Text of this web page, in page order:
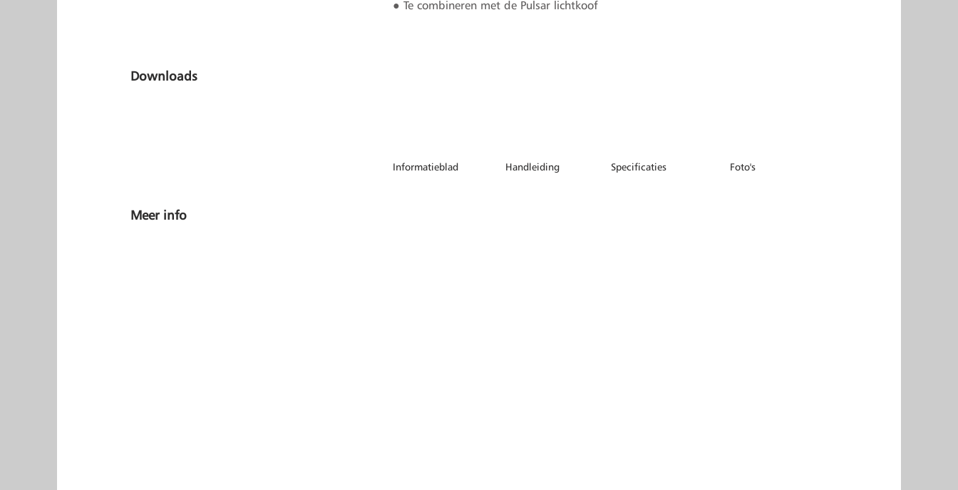
● Te combineren met de Pulsar lichtkoof
Downloads
Meer info
Informatieblad Handleiding Specificaties Foto's